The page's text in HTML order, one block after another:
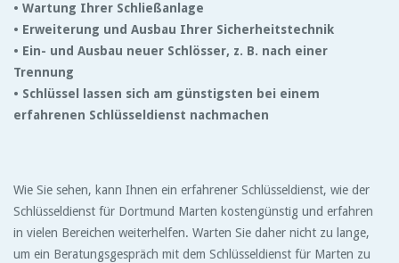
• Wartung Ihrer Schließanlage
• Erweiterung und Ausbau Ihrer Sicherheitstechnik
• Ein- und Ausbau neuer Schlösser, z. B. nach einer
Trennung
• Schlüssel lassen sich am günstigsten bei einem
erfahrenen Schlüsseldienst nachmachen
Wie Sie sehen, kann Ihnen ein erfahrener Schlüsseldienst, wie der
Schlüsseldienst für Dortmund Marten kostengünstig und erfahren
in vielen Bereichen weiterhelfen. Warten Sie daher nicht zu lange,
um ein Beratungsgespräch mit dem Schlüsseldienst für Marten zu